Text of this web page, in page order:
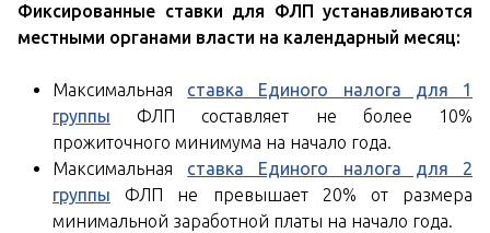
Фиксированные ставки для ФЛП устанавливаются
местными органами власти на календарный месяц:
Максимальная ставка Единого налога для 1
группы ФЛП составляет не более 10%
прожиточного минимума на начало года.
Максимальная ставка Единого налога для 2
группы ФЛП не превышает 20% от размера
минимальной заработной платы на начало года.